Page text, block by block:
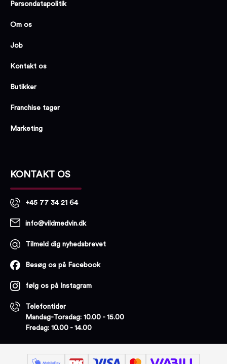
Persondatapolitik
Om os
Job
Kontakt os
Butikker
Franchise tager
Marketing
KONTAKT OS
+45 77 34 21 64
info@vildmedvin.dk
Tilmeld dig nyhedsbrevet
Besøg os på Facebook
følg os på Instagram
Telefontider
Mandag-Torsdag: 10.00 - 15.00
Fredag: 10.00 - 14.00